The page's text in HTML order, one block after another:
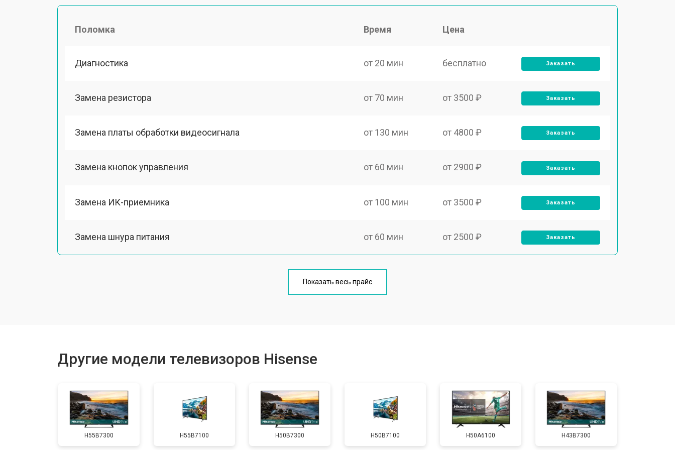
Поломка Время Цена
Диагностика от 20 мин бесплатно Заказать
Замена резистора от 70 мин от 3500 ₽ Заказать
Замена платы обработки видеосигнала от 130 мин от 4800 ₽ Заказать
Замена кнопок управления от 60 мин от 2900 ₽ Заказать
Замена ИК-приемника от 100 мин от 3500 ₽ Заказать
Замена шнура питания от 60 мин от 2500 ₽ Заказать
от 90 мин
Замена HDMI порта от 80 мин от 2600 ₽ Заказать
Замена модуля Wi-Fi от 70 мин от 3500 ₽ Заказать
Показать весь прайс
Другие модели телевизоров Hisense
H55B7300 H55B7100 H50B7300 H50B7100 H50A6100 H43B7300